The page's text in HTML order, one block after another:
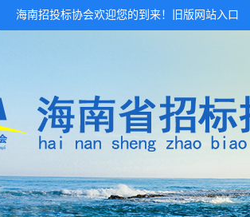
海南招投标协会欢迎您的到来！ 旧版网站入口